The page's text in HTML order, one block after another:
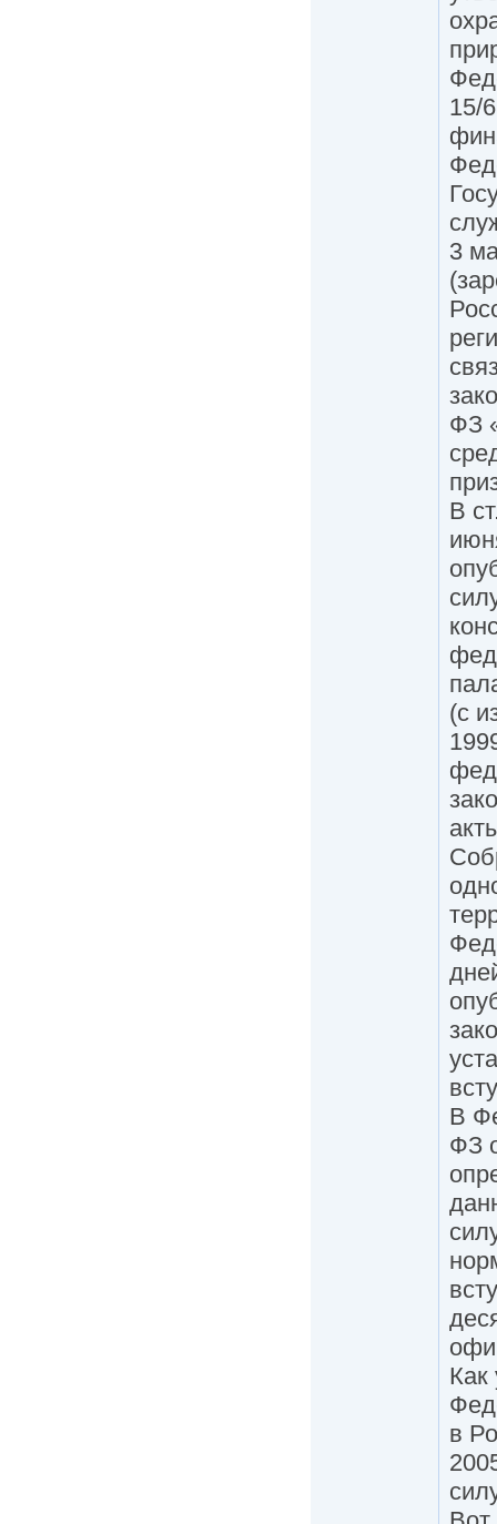
15/
3
ФЗ
В
(с
В
ФЗ
в